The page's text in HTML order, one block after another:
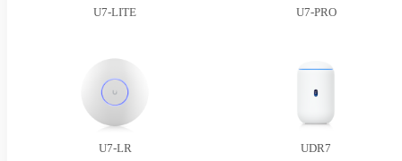
U7-LITE U7-PRO
U7-LR UDR7